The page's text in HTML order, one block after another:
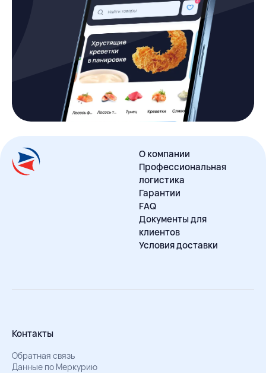
О компании
Профессиональная
логистика
Гарантии
FAQ
Документы для
клиентов
Условия доставки
Контакты
Обратная связь
Данные по Меркурию